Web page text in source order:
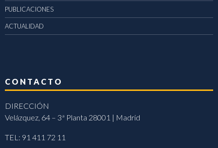
PUBLICACIONES
ACTUALIDAD
CONTACTO
DIRECCIÓN
Velázquez, 64 – 3ª Planta 28001 | Madrid
TEL: 91 411 72 11